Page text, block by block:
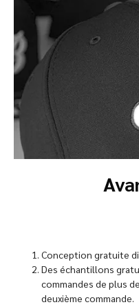
Conception gratuite
Des échantillons
commandes de plus
deuxième commande.